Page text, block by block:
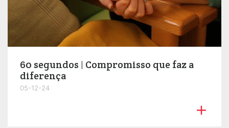
60 segundos | Compromisso que faz a
diferença
05-12-24
